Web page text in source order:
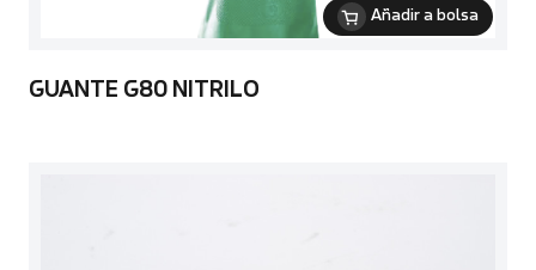
Añadir a bolsa
GUANTE G80 NITRILO